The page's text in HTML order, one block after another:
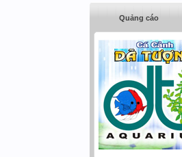
Quảng cáo